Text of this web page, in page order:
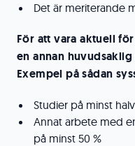
Det är meriterande
För att vara aktuell
en annan
Exempel på sådan
Studier på minst
Annat arbete med
på minst 50 %